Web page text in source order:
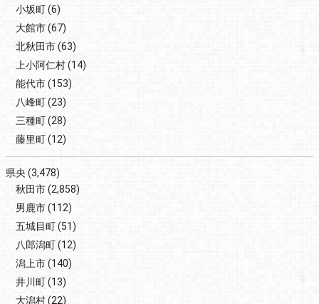
小坂町(6)
大館市(67)
北秋田市(63)
上小阿仁村(14)
能代市(153)
八峰町(23)
三種町(28)
藤里町(12)
県央(3,478)
秋田市(2,858)
男鹿市(112)
五城目町(51)
八郎潟町(12)
潟上市(140)
井川町(13)
大潟村(22)